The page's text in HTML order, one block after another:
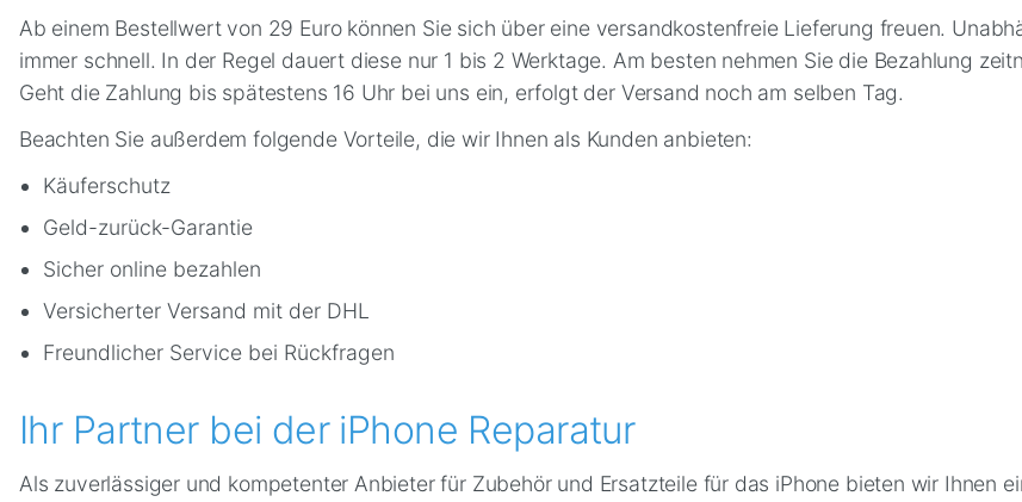
Ab einem Bestellwert von 29 Euro können Sie sich über eine versandkostenfreie Lieferung freuen.
immer schnell. In der Regel dauert diese nur 1 bis 2 Werktage. Am besten nehmen Sie die Bezahlung
Geht die Zahlung bis spätestens 16 Uhr bei uns ein, erfolgt der Versand noch am selben Tag.
Beachten Sie außerdem folgende Vorteile, die wir Ihnen als Kunden anbieten:
Käuferschutz
Geld-zurück-Garantie
Sicher online bezahlen
Versicherter Versand mit der DHL
Freundlicher Service bei Rückfragen
Ihr Partner bei der iPhone Reparatur
Als zuverlässiger und kompetenter Anbieter für Zubehör und Ersatzteile für das iPhone bieten wir Ihnen